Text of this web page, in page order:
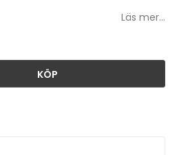
Läs mer...
KÖP